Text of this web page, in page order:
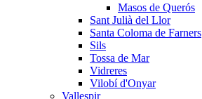
Masos de Querós
Sant Julià del Llor
Santa Coloma de Farners
Sils
Tossa de Mar
Vidreres
Vilobí d'Onyar
Vallespir